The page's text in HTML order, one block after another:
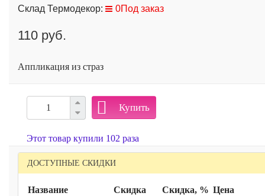
Склад Термодекор: 0Под заказ
110 руб.
Аппликация из страз
Купить
Этот товар купили 102 раза
ДОСТУПНЫЕ СКИДКИ
Название Скидка Скидка, % Цена